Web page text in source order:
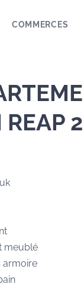
COMMERCES
REAP
meublé
armoire